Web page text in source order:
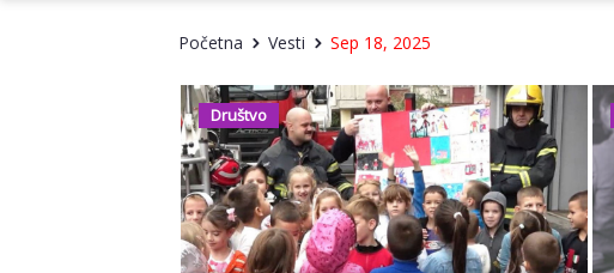
Početna Vesti Sep 18, 2025
Društvo